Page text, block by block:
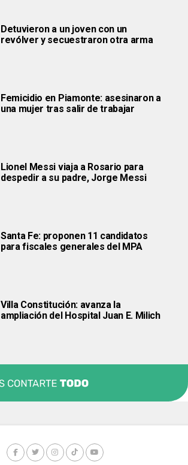
Detuvieron a un joven con un
revólver y secuestraron otra arma
Femicidio en Piamonte: asesinaron a
una mujer tras salir de trabajar
Lionel Messi viaja a Rosario para
despedir a su padre, Jorge Messi
Santa Fe: proponen 11 candidatos
para fiscales generales del MPA
Villa Constitución: avanza la
ampliación del Hospital Juan E. Milich